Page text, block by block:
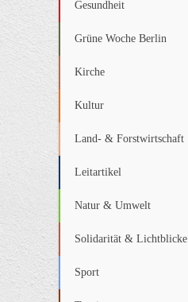
Gesundheit
Grüne Woche Berlin
Kirche
Kultur
Land- & Forstwirtschaft
Leitartikel
Natur & Umwelt
Solidarität & Lichtblicke
Sport